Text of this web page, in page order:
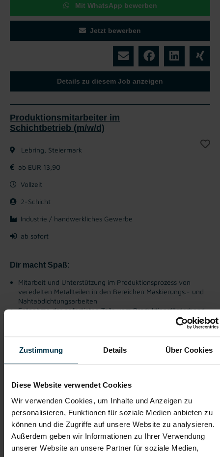
Zustimmung Details Über Cookies
Diese Website verwendet Cookies
Wir verwenden Cookies, um Inhalte und Anzeigen zu
personalisieren, Funktionen für soziale Medien anbieten zu
können und die Zugriffe auf unsere Website zu analysieren.
Außerdem geben wir Informationen zu Ihrer Verwendung
unserer Website an unsere Partner für soziale Medien,
Mit WhatsApp bewerben
Jetzt bewerben
Details zu diesem Job anzeigen
Produktionsmitarbeiter im
Schichtbetrieb (m/w/d)
Lebring, Steiermark
ab EUR 13,90
Vollzeit
2-Schicht
Industrie / handwerkliches Gewerbe
ab sofort
Dir macht Spaß:
Mitarbeit und Unterstützung im Produktionsprozess von
veredelten Metallteilen in den Bereichen Maskierungs.- und
Nahtabdichtungsarbeiten
Entnahme der gefertigten Teile vom Produktionsförderband
Gratis Parkplatz
Unbefristetes
Vollzeitarbeitsplatz
Worauf wartest du? Zeig uns dein Talent und bewirb
dich jetzt - wir freuen uns auf dich!